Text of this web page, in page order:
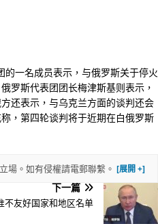
一名成员表示，与俄罗斯关于停火
罗斯代表团团长梅津斯基则表示，
还表示，与乌克兰方面的谈判还会
，第四轮谈判将于近期在白俄罗斯
場。如有侵權請電郵聯繫。
下一篇
不友好国家和地区名单